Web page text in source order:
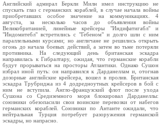
Английский адмирал Беркли Милн имел инструкцию не
спускать глаз с германских кораблей, в случае начала войны
приобретавших особое значение на коммуникациях. 4
августа, за несколько часов до объявления войны
Великобританией, линейные крейсеры "Индифатигабл" и
"Индомитебл" встретились с "Гебеном" и долго шли с ним
параллельными курсами; но англичане не решились открыть
огонь до начала боевых действий, а затем во тьме потеряли
противника. На следующий день британская эскадра
направилась к Гибралтару, ожидая, что германские корабли
будут прорываться на просторы Атлантики. Однако Сушон
избрал иной путь: он направился к Дарданеллам и, отогнав
дозорные английские крейсера, вошел в пролив. Британская
эскадра Трубриджа из 4 додредноутных крейсеров в бой с
ним не вступила. Англо-французский флот после ухода
Сушона со Средиземного моря блокировал Дарданеллы:
союзники обезопасили свои воинские перевозки от набегов
германских кораблей. Союзники по Антанте ожидали, что
нейтральная Турция потребует разоружения германской
эскадры, но напрасно.